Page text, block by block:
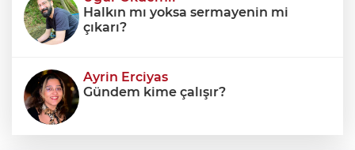
Halkın mı yoksa sermayenin mi
çıkarı?
Ayrin Erciyas
Gündem kime çalışır?